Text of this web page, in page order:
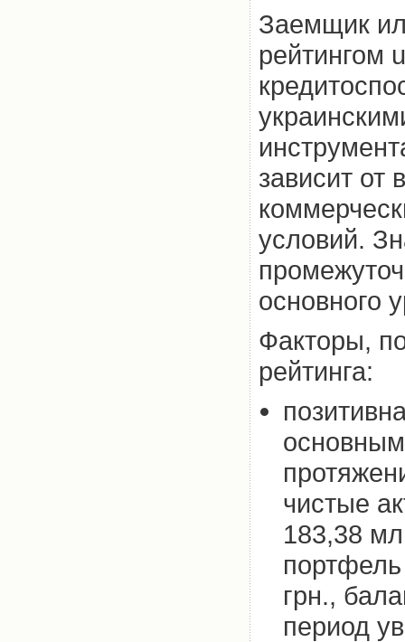
Заемщик
рейтингом
зависит от
условий.
основного
Факторы,
рейтинга:
чистые
183,38
грн.,
период